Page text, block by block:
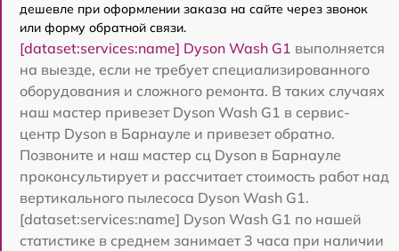
дешевле при оформлении заказа на сайте через звонок
или форму обратной связи.
[dataset:services:name] Dyson Wash G1 выполняется
на выезде, если не требует специализированного
оборудования и сложного ремонта. В таких случаях
наш мастер привезет Dyson Wash G1 в сервис-
центр Dyson в Барнауле и привезет обратно.
Позвоните и наш мастер сц Dyson в Барнауле
проконсультирует и рассчитает стоимость работ над
вертикального пылесоса Dyson Wash G1.
[dataset:services:name] Dyson Wash G1 по нашей
статистике в среднем занимает 3 часа при наличии